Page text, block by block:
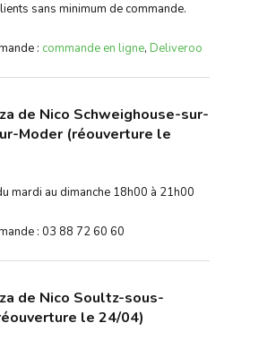
sans minimum de commande.
: commande en ligne, Deliveroo
de Nico Schweighouse-sur-
Moder (réouverture le
mardi au dimanche 18h00 à 21h00
: 03 88 72 60 60
de Nico Soultz-sous-
le 24/04)